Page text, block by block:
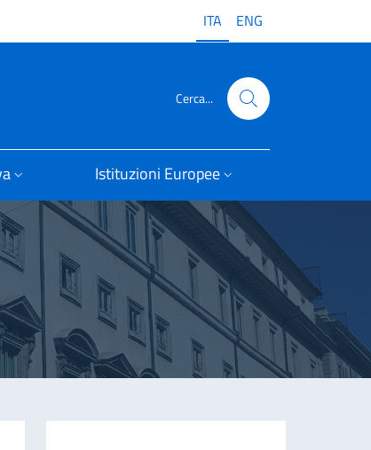
ITA ENG
Cerca...
Istituzioni Europee